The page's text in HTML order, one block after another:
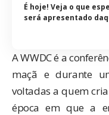
É hoje! Veja o que
será apresentado
A WWDC é a
maçã e durante
voltadas a quem
época em que a